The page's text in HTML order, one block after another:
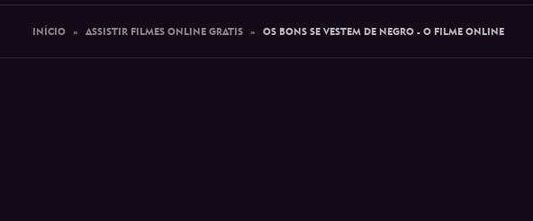
INÍCIO » ASSISTIR FILMES ONLINE GRATIS » OS BONS SE VESTEM DE NEGRO - O FILME ONLINE